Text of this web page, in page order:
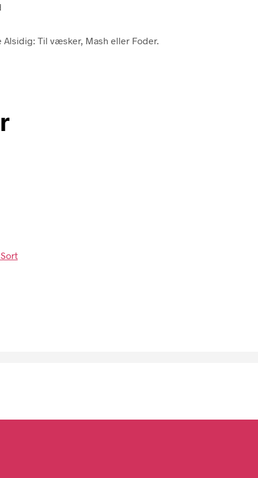
Til væsker, Mash eller Foder.